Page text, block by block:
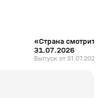
«Страна смотрит
31.07.2026
Выпуск от 31.07.2026